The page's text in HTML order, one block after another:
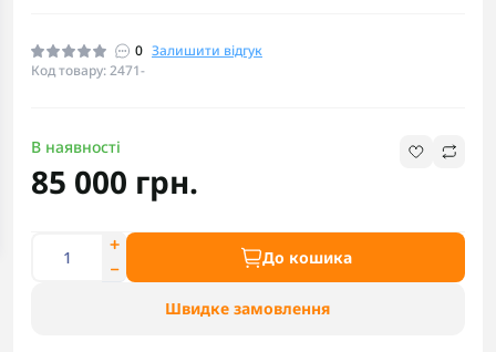
0 Залишити відгук
Код товару: 2471-
В наявності
85 000 грн.
До кошика
Швидке замовлення